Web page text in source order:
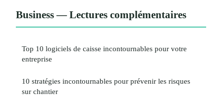
Business — Lectures complémentaires
Top 10 logiciels de caisse incontournables pour votre
entreprise
10 stratégies incontournables pour prévenir les risques
sur chantier